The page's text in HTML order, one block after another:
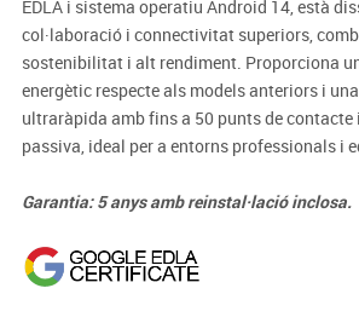
EDLA i sistema operatiu Android 14, està
col·laboració i connectivitat superiors,
sostenibilitat i alt rendiment. Proporciona un
energètic respecte als models anteriors i
ultraràpida amb fins a 50 punts de contacte
passiva, ideal per a entorns professionals i
Garantia: 5 anys amb reinstal·lació inclosa.